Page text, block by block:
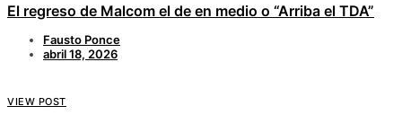
El regreso de Malcom el de en medio o “Arriba el TDA”
Fausto Ponce
abril 18, 2026
VIEW POST